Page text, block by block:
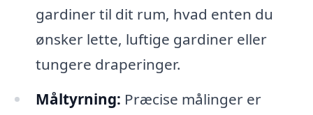
gardiner til dit rum, hvad enten du
ønsker lette, luftige gardiner eller
tungere draperinger.
Måltyrning: Præcise målinger er